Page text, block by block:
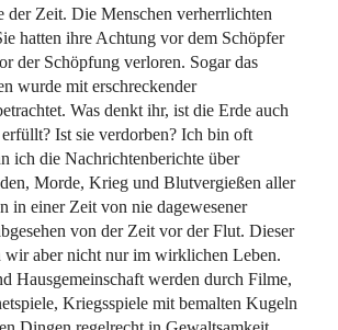
der Zeit. Die Menschen verherrlichten
hatten ihre Achtung vor dem Schöpfer
der Schöpfung verloren. Sogar das
wurde mit erschreckender
Was denkt ihr, ist die Erde auch
Ist sie verdorben? Ich bin oft
ich die Nachrichtenberichte über
Morde, Krieg und Blutvergießen aller
in einer Zeit von nie dagewesener
von der Zeit vor der Flut. Dieser
wir aber nicht nur im wirklichen Leben.
Hausgemeinschaft werden durch Filme,
Kriegsspiele mit bemalten Kugeln